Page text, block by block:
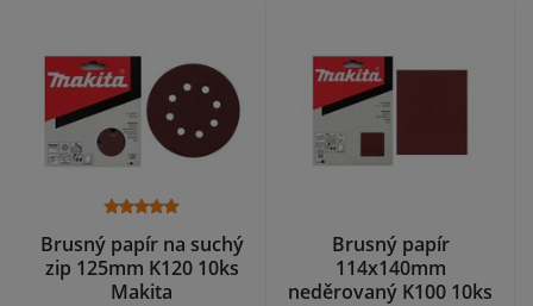
Brusný papír na suchý
zip 125mm K120 10ks
Makita
Brusný papír
114x140mm
neděrovaný K100 10ks